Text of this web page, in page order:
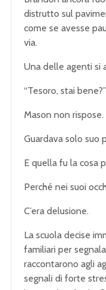
distrutto sul
come se avesse
via.
Una delle agenti si
“Tesoro, stai bene?”
Mason non rispose.
Guardava solo suo
E quella fu la cosa
Perché nei suoi
C’era delusione.
La scuola decise
familiari per
raccontarono agli
segnali di forte